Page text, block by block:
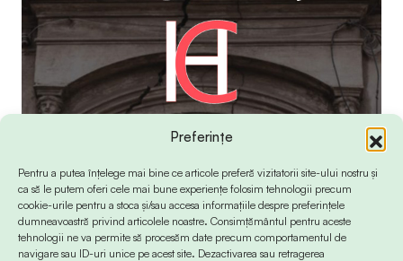
Preferințe
Pentru a putea înțelege mai bine ce articole preferă vizitatorii site-ului nostru și
ca să le putem oferi cele mai bune experiențe folosim tehnologii precum
cookie-urile pentru a stoca și/sau accesa informațiile despre preferințele
dumneavoastră privind articolele noastre. Consimțământul pentru aceste
tehnologii ne va permite să procesăm date precum comportamentul de
navigare sau ID-uri unice pe acest site. Dezactivarea sau retragerea